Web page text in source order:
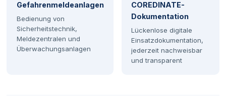
Gefahrenmeldeanlagen
Bedienung von
Sicherheitstechnik,
Meldezentralen und
Überwachungsanlagen
COREDINATE-
Dokumentation
Lückenlose digitale
Einsatzdokumentation,
jederzeit nachweisbar
und transparent